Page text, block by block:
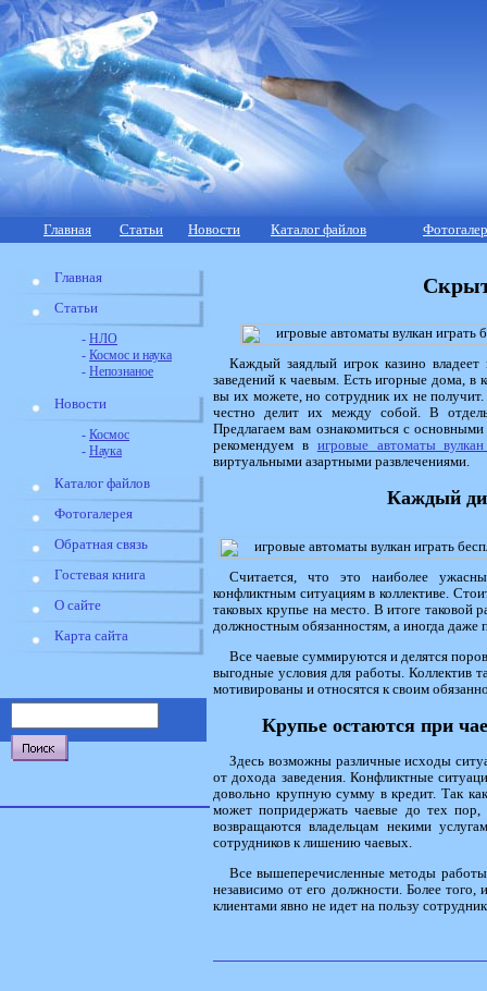
Главная Статьи Новости Каталог файлов
Главная
Статьи
- НЛО
- Космос и наука
- Непознаное
Новости
- Космос
- Наука
Каталог файлов
Фотогалерея
Обратная связь
Гостевая книга
О сайте
Карта сайта
Каждый заядлый игрок казино
заведений к чаевым. Есть игорные дома, в
вы их можете, но сотрудник их не
честно делит их между собой. В
Предлагаем вам ознакомиться с
рекомендуем в игровые автоматы
виртуальными азартными развлечениями.
Каждый
Считается, что это наиболее
конфликтным ситуациям в коллективе.
таковых крупье на место. В итоге таковой
должностным обязанностям, а иногда даже
Все чаевые суммируются и делятся
выгодные условия для работы. Коллектив
мотивированы и относятся к своим
Крупье остаются при
Здесь возможны различные исходы
от дохода заведения. Конфликтные
довольно крупную сумму в кредит. Так
может попридержать чаевые до тех пор,
возвращаются владельцам некими
сотрудников к лишению чаевых.
Все вышеперечисленные методы работы
независимо от его должности. Более
клиентами явно не идет на пользу